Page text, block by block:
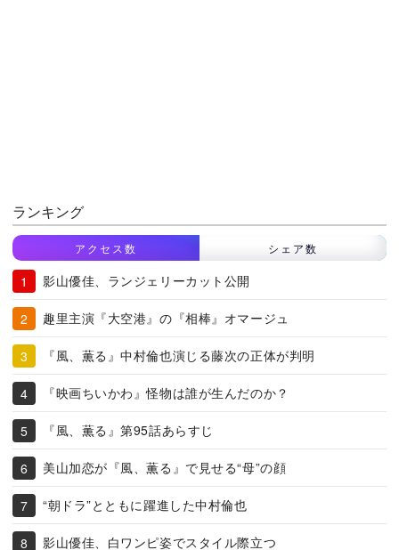
ランキング
アクセス数 シェア数
影山優佳、ランジェリーカット公開
趣里主演『大空港』の『相棒』オマージュ
『風、薫る』中村倫也演じる藤次の正体が判明
『映画ちいかわ』怪物は誰が生んだのか？
『風、薫る』第95話あらすじ
美山加恋が『風、薫る』で見せる“母”の顔
“朝ドラ”とともに躍進した中村倫也
影山優佳、白ワンピ姿でスタイル際立つ